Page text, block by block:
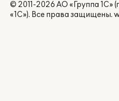
© 2011-2026 АО «Группа
«1С»). Все права защищены.